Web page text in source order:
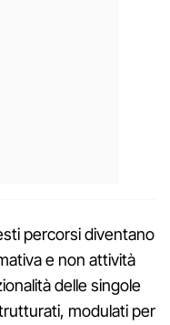
percorsi diventano
e non attività
delle singole
modulati per